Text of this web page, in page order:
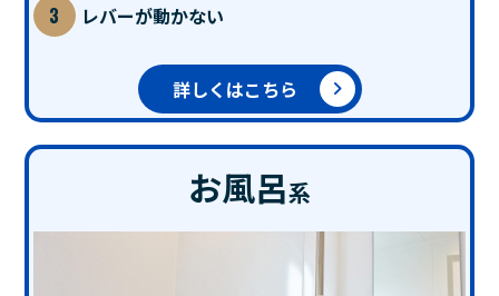
レバーが動かない
詳しくはこちら
お風呂系